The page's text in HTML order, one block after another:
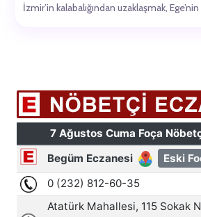
İzmir’in kalabalığından uzaklaşmak,